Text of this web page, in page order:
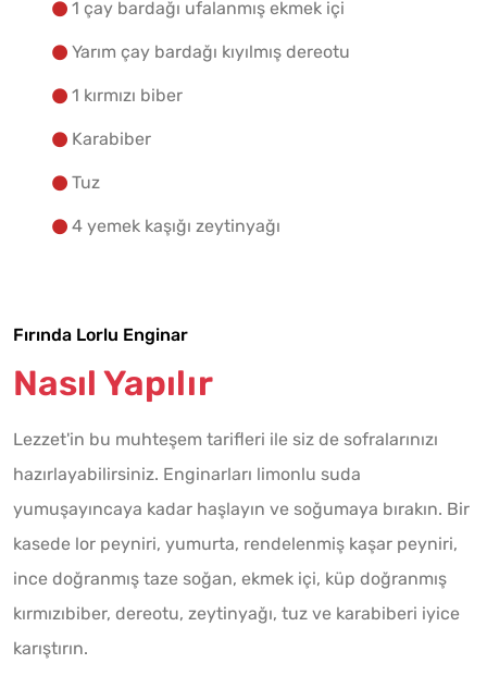
1 çay bardağı ufalanmış ekmek içi
Yarım çay bardağı kıyılmış dereotu
1 kırmızı biber
Karabiber
Tuz
4 yemek kaşığı zeytinyağı
Fırında Lorlu Enginar
Nasıl Yapılır
Lezzet'in bu muhteşem tarifleri ile siz de sofralarınızı
hazırlayabilirsiniz. Enginarları limonlu suda
yumuşayıncaya kadar haşlayın ve soğumaya bırakın. Bir
kasede lor peyniri, yumurta, rendelenmiş kaşar peyniri,
ince doğranmış taze soğan, ekmek içi, küp doğranmış
kırmızıbiber, dereotu, zeytinyağı, tuz ve karabiberi iyice
karıştırın.